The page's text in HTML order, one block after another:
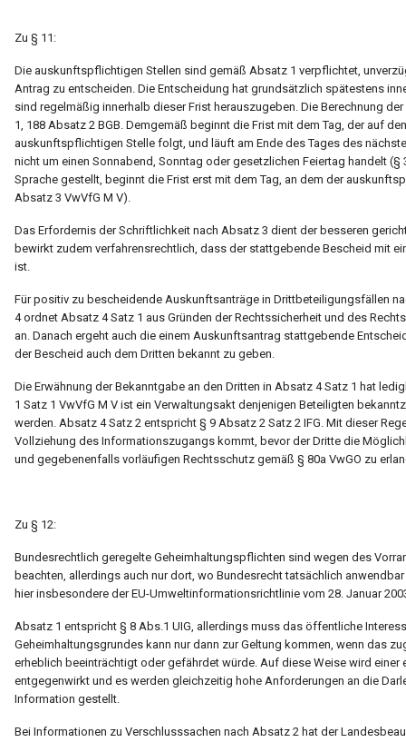
Zu § 11:
Die auskunftspflichtigen Stellen sind gemäß Absatz 1 verpflichtet,
Antrag zu entscheiden. Die Entscheidung hat grundsätzlich spätestens
sind regelmäßig innerhalb dieser Frist herauszugeben. Die Berechnung
1, 188 Absatz 2 BGB. Demgemäß beginnt die Frist mit dem Tag, der auf
auskunftspflichtigen Stelle folgt, und läuft am Ende des Tages des
nicht um einen Sonnabend, Sonntag oder gesetzlichen Feiertag handelt
Sprache gestellt, beginnt die Frist erst mit dem Tag, an dem der
Absatz 3 VwVfG M V).
Das Erfordernis der Schriftlichkeit nach Absatz 3 dient der besseren
bewirkt zudem verfahrensrechtlich, dass der stattgebende Bescheid mit
ist.
Für positiv zu bescheidende Auskunftsanträge in Drittbeteiligungsfällen
4 ordnet Absatz 4 Satz 1 aus Gründen der Rechtssicherheit und des
an. Danach ergeht auch die einem Auskunftsantrag stattgebende
der Bescheid auch dem Dritten bekannt zu geben.
Die Erwähnung der Bekanntgabe an den Dritten in Absatz 4 Satz 1 hat
1 Satz 1 VwVfG M V ist ein Verwaltungsakt denjenigen Beteiligten
werden. Absatz 4 Satz 2 entspricht § 9 Absatz 2 Satz 2 IFG. Mit dieser
Vollziehung des Informationszugangs kommt, bevor der Dritte die
und gegebenenfalls vorläufigen Rechtsschutz gemäß § 80a VwGO zu
Zu § 12:
Bundesrechtlich geregelte Geheimhaltungspflichten sind wegen des
beachten, allerdings auch nur dort, wo Bundesrecht tatsächlich
hier insbesondere der EU-Umweltinformationsrichtlinie vom 28. Januar
Absatz 1 entspricht § 8 Abs.1 UIG, allerdings muss das öffentliche
Geheimhaltungsgrundes kann nur dann zur Geltung kommen, wenn das
erheblich beeinträchtigt oder gefährdet würde. Auf diese Weise wird
entgegenwirkt und es werden gleichzeitig hohe Anforderungen an die
Information gestellt.
Bei Informationen zu Verschlusssachen nach Absatz 2 hat der